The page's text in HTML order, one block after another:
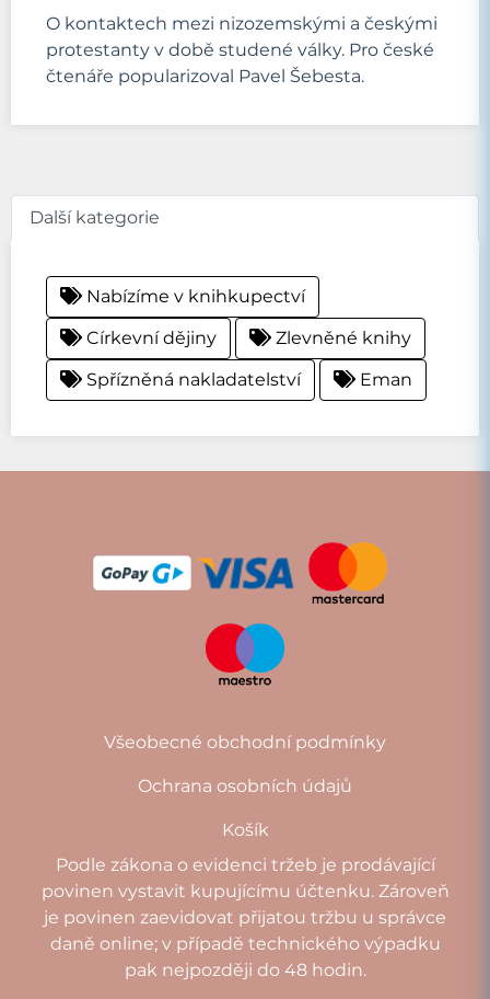
O kontaktech mezi nizozemskými a českými
protestanty v době studené války. Pro české
čtenáře popularizoval Pavel Šebesta.
Další kategorie
Nabízíme v knihkupectví
Církevní dějiny
Zlevněné knihy
Spřízněná nakladatelství
Eman
Všeobecné obchodní podmínky
Ochrana osobních údajů
Košík
Podle zákona o evidenci tržeb je prodávající
povinen vystavit kupujícímu účtenku. Zároveň
je povinen zaevidovat přijatou tržbu u správce
daně online; v případě technického výpadku
pak nejpozději do 48 hodin.